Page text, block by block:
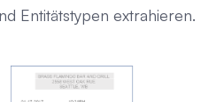
Entitätstypen extrahieren.